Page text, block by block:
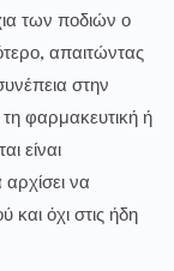
των ποδιών ο
απαιτώντας
στην
φαρμακευτική ή
είναι
να
και όχι στις ήδη